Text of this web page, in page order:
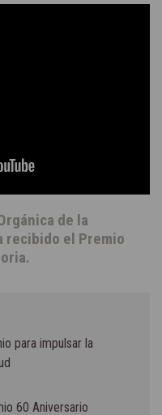
de la
recibido el Premio
para impulsar la
60 Aniversario